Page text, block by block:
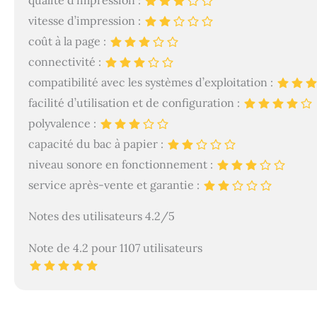
vitesse d’impression :
coût à la page :
connectivité :
compatibilité avec les systèmes d’exploitation :
facilité d’utilisation et de configuration :
polyvalence :
capacité du bac à papier :
niveau sonore en fonctionnement :
service après-vente et garantie :
Notes des utilisateurs 4.2/5
Note de 4.2 pour 1107 utilisateurs